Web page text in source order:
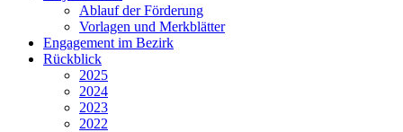
Ablauf der Förderung
Vorlagen und Merkblätter
Engagement im Bezirk
Rückblick
2025
2024
2023
2022